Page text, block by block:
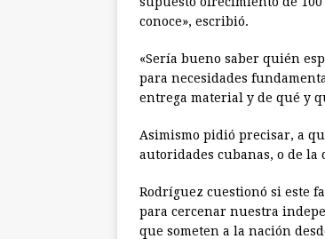
conoce», escribió.
«Sería bueno saber quién
para necesidades
entrega material y de qué y
Asimismo pidió precisar, a
autoridades cubanas, o de
Rodríguez cuestionó si este
para cercenar nuestra
que someten a la nación